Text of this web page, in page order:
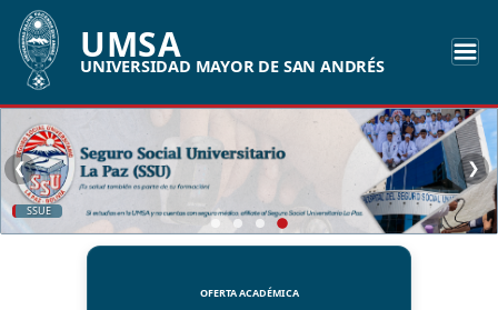
UMSA
UNIVERSIDAD MAYOR DE SAN ANDRÉS
SSUE
❮ ❯
OFERTA ACADÉMICA